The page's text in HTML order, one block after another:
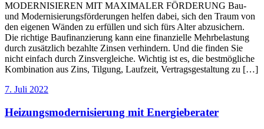
MODERNISIEREN MIT MAXIMALER FÖRDERUNG Bau-
und Modernisierungsförderungen helfen dabei, sich den Traum von
den eigenen Wänden zu erfüllen und sich fürs Alter abzusichern.
Die richtige Baufinanzierung kann eine finanzielle Mehrbelastung
durch zusätzlich bezahlte Zinsen verhindern. Und die finden Sie
nicht einfach durch Zinsvergleiche. Wichtig ist es, die bestmögliche
Kombination aus Zins, Tilgung, Laufzeit, Vertragsgestaltung zu […]
7. Juli 2022
Heizungsmodernisierung mit Energieberater